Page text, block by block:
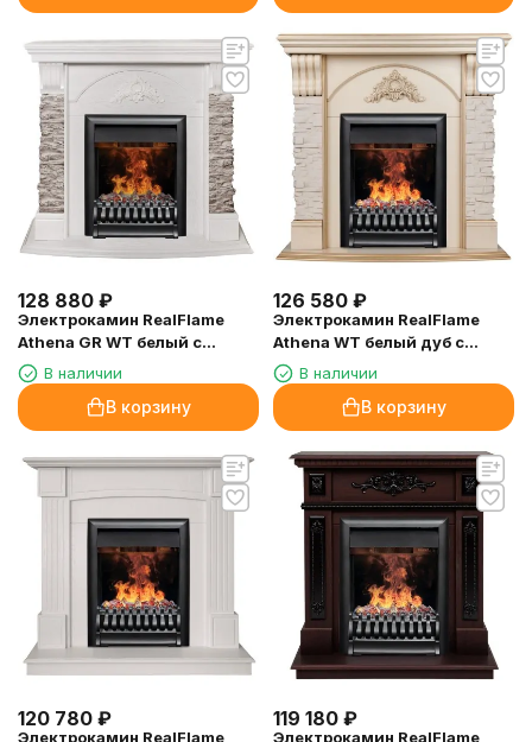
128 880 ₽
Электрокамин RealFlame
Athena GR WT белый с
очагом 3D Oregan
В наличии
В корзину
126 580 ₽
Электрокамин RealFlame
Athena WT белый дуб с
золотой патиной с очагом 3D
Oregan
В наличии
В корзину
120 780 ₽
Электрокамин RealFlame
119 180 ₽
Электрокамин RealFlame